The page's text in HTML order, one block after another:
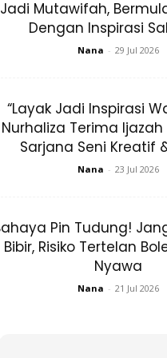
Jadi Mutawifah,
Dengan Inspirasi
Nana - 29 Jul 2026
“Layak Jadi Inspirasi
Nurhaliza Terima
Sarjana Seni Kreatif
Nana - 23 Jul 2026
Pin Tudung!
Bibir, Risiko Tertelan
Nyawa
Nana - 21 Jul 2026